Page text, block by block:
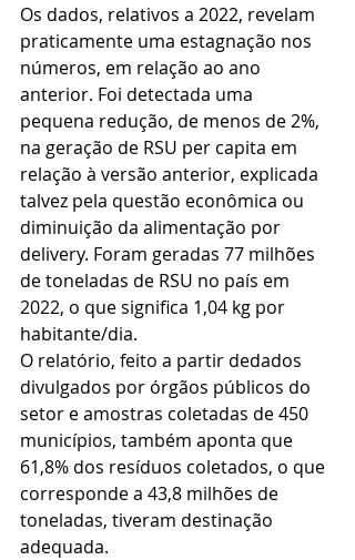
Os dados, relativos a 2022, revelam
praticamente uma estagnação nos
números, em relação ao ano
anterior. Foi detectada uma
pequena redução, de menos de 2%,
na geração de RSU per capita em
relação à versão anterior, explicada
talvez pela questão econômica ou
diminuição da alimentação por
delivery. Foram geradas 77 milhões
de toneladas de RSU no país em
2022, o que significa 1,04 kg por
habitante/dia.
O relatório, feito a partir dedados
divulgados por órgãos públicos do
setor e amostras coletadas de 450
municípios, também aponta que
61,8% dos resíduos coletados, o que
corresponde a 43,8 milhões de
toneladas, tiveram destinação
adequada.